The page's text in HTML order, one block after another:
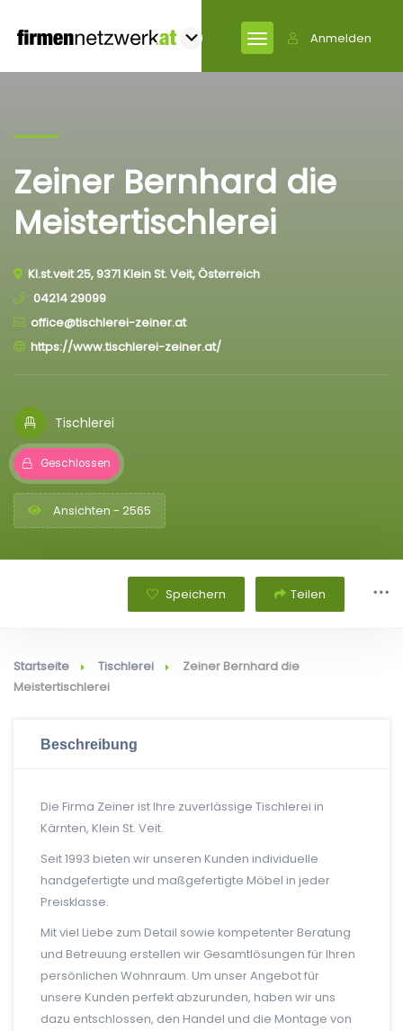
Anmelden
Zeiner Bernhard die
Meistertischlerei
Kl.st.veit 25, 9371 Klein St. Veit, Österreich
04214 29099
office@tischlerei-zeiner.at
https://www.tischlerei-zeiner.at/
Tischlerei
Geschlossen
Ansichten - 2565
Speichern Teilen
Startseite Tischlerei
Zeiner Bernhard die
Meistertischlerei
Beschreibung
Die Firma Zeiner ist Ihre zuverlässige Tischlerei in
Kärnten, Klein St. Veit.
Seit 1993 bieten wir unseren Kunden individuelle
handgefertigte und maßgefertigte Möbel in jeder
Preisklasse.
Mit viel Liebe zum Detail sowie kompetenter Beratung
und Betreuung erstellen wir Gesamtlösungen für Ihren
persönlichen Wohnraum. Um unser Angebot für
unsere Kunden perfekt abzurunden, haben wir uns
dazu entschlossen, den Handel und die Montage von